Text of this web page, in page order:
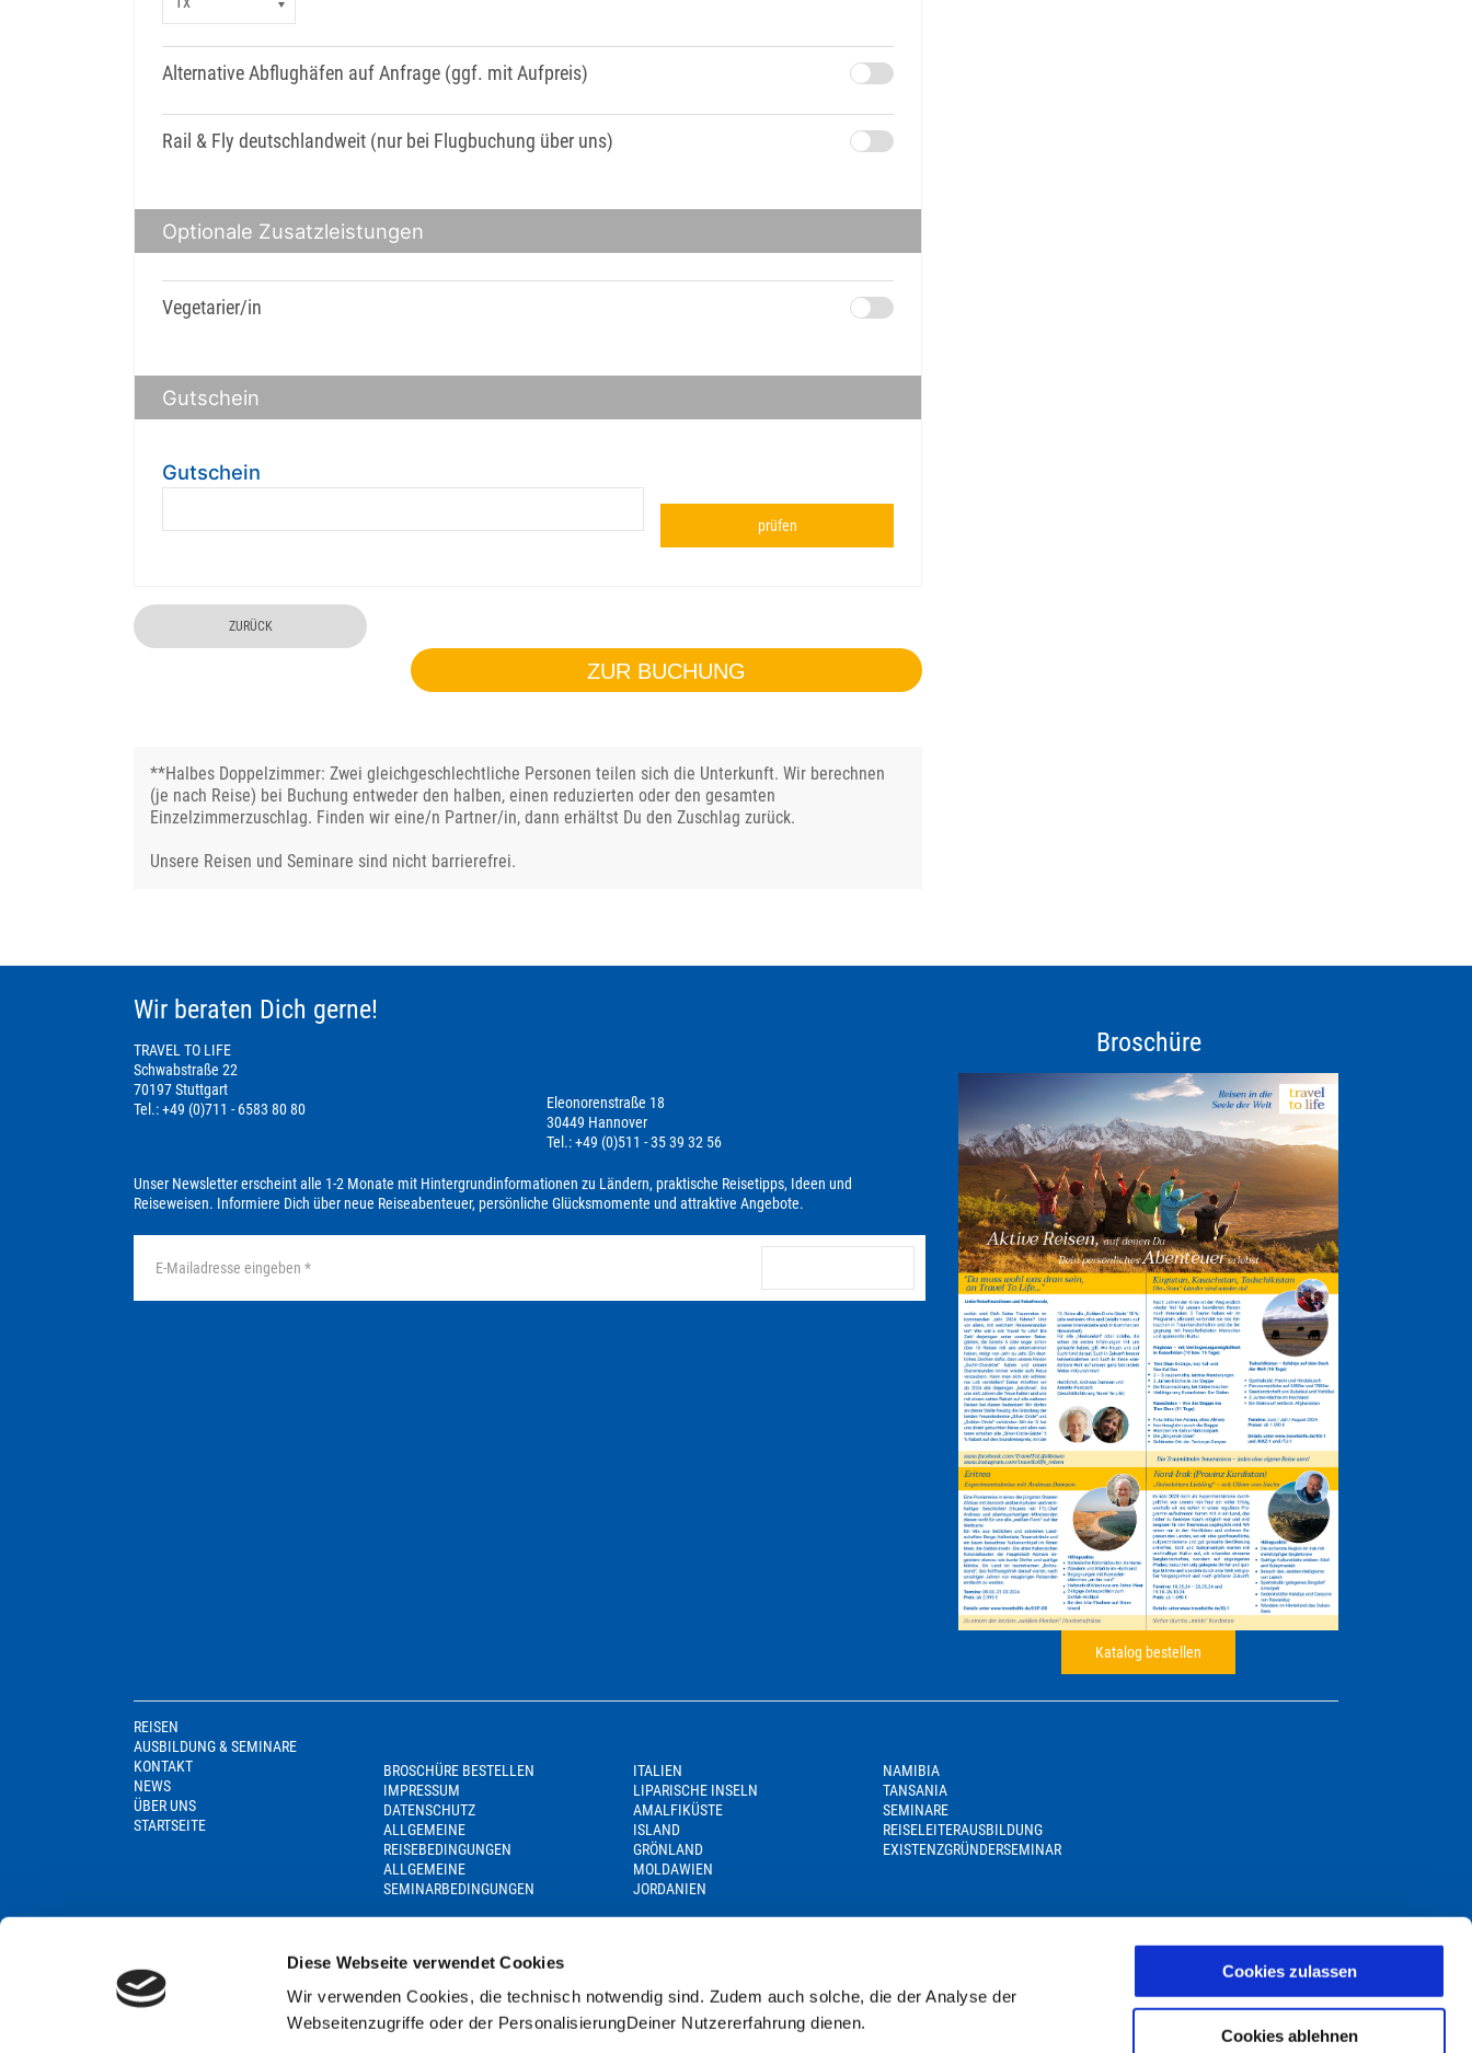
Diese Webseite verwendet Cookies
Wir verwenden Cookies, die technisch notwendig sind. Zudem auch solche, die der Analyse der
Webseitenzugriffe oder der PersonalisierungDeiner Nutzererfahrung dienen.
Cookies zulassen
Cookies ablehnen
Alternative Abflughäfen auf Anfrage (ggf. mit Aufpreis)
Rail & Fly deutschlandweit (nur bei Flugbuchung über uns)
Optionale Zusatzleistungen
Vegetarier/in
Gutschein
Gutschein
prüfen
ZURÜCK
ZUR BUCHUNG
**Halbes Doppelzimmer: Zwei gleichgeschlechtliche Personen teilen sich die Unterkunft. Wir berechnen
(je nach Reise) bei Buchung entweder den halben, einen reduzierten oder den gesamten
Einzelzimmerzuschlag. Finden wir eine/n Partner/in, dann erhältst Du den Zuschlag zurück.
Unsere Reisen und Seminare sind nicht barrierefrei.
Wir beraten Dich gerne!
TRAVEL TO LIFE
Schwabstraße 22
70197 Stuttgart
Tel.: +49 (0)711 - 6583 80 80
Eleonorenstraße 18
30449 Hannover
Tel.: +49 (0)511 - 35 39 32 56
Unser Newsletter erscheint alle 1-2 Monate mit Hintergrundinformationen zu Ländern, praktische Reisetipps, Ideen und
Reiseweisen. Informiere Dich über neue Reiseabenteuer, persönliche Glücksmomente und attraktive Angebote.
Broschüre
Katalog bestellen
REISEN
AUSBILDUNG & SEMINARE
KONTAKT
NEWS
ÜBER UNS
STARTSEITE
BROSCHÜRE BESTELLEN
IMPRESSUM
DATENSCHUTZ
ALLGEMEINE
REISEBEDINGUNGEN
ALLGEMEINE
SEMINARBEDINGUNGEN
ITALIEN
LIPARISCHE INSELN
AMALFIKÜSTE
ISLAND
GRÖNLAND
MOLDAWIEN
JORDANIEN
NAMIBIA
TANSANIA
SEMINARE
REISELEITERAUSBILDUNG
EXISTENZGRÜNDERSEMINAR